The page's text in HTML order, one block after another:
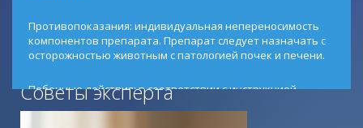
Противопоказания: индивидуальная непереносимость
компонентов препарата. Препарат следует назначать с
осторожностью животным с патологией почек и печени.
Побочные действия: в соответствии с инструкцией
побочных явлений и осложнений, как правило, не
Советы эксперта